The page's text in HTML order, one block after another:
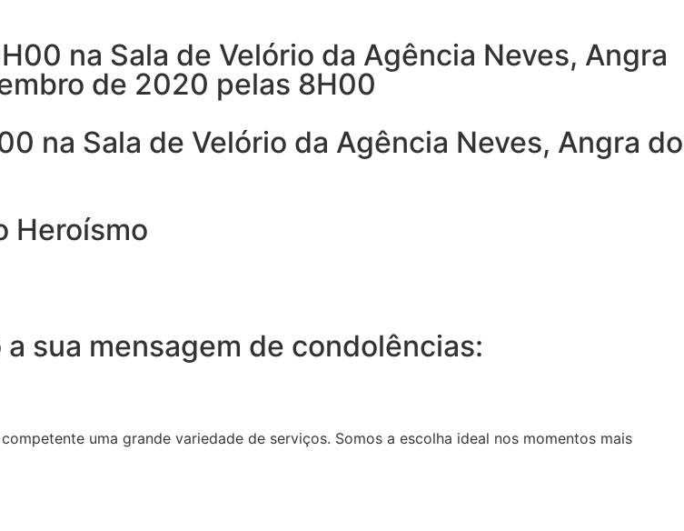
na Sala de Velório da Agência Neves, Angra
de 2020 pelas 8H00
na Sala de Velório da Agência Neves, Angra do
Heroísmo
sua mensagem de condolências:
uma grande variedade de serviços. Somos a escolha ideal nos momentos mais